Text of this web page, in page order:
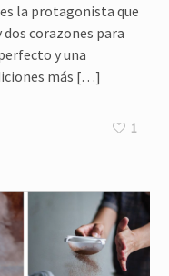
la protagonista que
corazones para
y una
más […]
1